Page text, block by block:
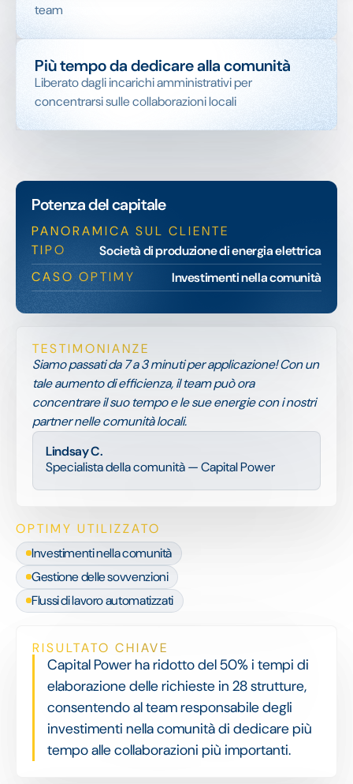
team
Più tempo da dedicare alla comunità
Liberato dagli incarichi amministrativi per
concentrarsi sulle collaborazioni locali
Potenza del capitale
PANORAMICA SUL CLIENTE
TIPO
Società di produzione di energia elettrica
CASO OPTIMY
Investimenti nella comunità
TESTIMONIANZE
Siamo passati da 7 a 3 minuti per applicazione! Con un
tale aumento di efficienza, il team può ora
concentrare il suo tempo e le sue energie con i nostri
partner nelle comunità locali.
Lindsay C.
Specialista della comunità — Capital Power
OPTIMY UTILIZZATO
Investimenti nella comunità
Gestione delle sovvenzioni
Flussi di lavoro automatizzati
RISULTATO CHIAVE
Capital Power ha ridotto del 50% i tempi di
elaborazione delle richieste in 28 strutture,
consentendo al team responsabile degli
investimenti nella comunità di dedicare più
tempo alle collaborazioni più importanti.